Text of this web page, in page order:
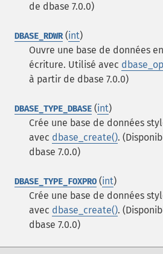
de dbase 7.0.0)
DBASE_RDWR(int)
Ouvre une base de données
écriture. Utilisé avec
à partir de dbase 7.0.0)
DBASE_TYPE_DBASE (int)
Crée une base de données
avec dbase_create().
dbase 7.0.0)
DBASE_TYPE_FOXPRO (int)
Crée une base de données
avec dbase_create().
dbase 7.0.0)